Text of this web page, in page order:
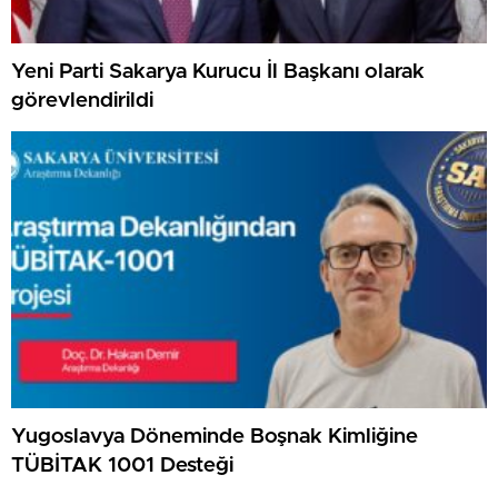
Yeni Parti Sakarya Kurucu İl Başkanı olarak
görevlendirildi
Yugoslavya Döneminde Boşnak Kimliğine
TÜBİTAK 1001 Desteği